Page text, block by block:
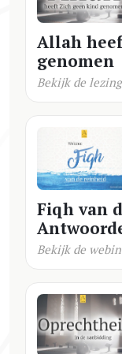
Allah
genomen
Bekijk de
Fiqh van
Bekijk de